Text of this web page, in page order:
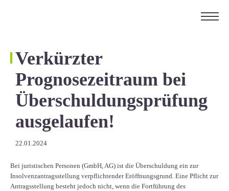
Verkürzter
Prognosezeitraum bei
Überschuldungsprüfung
ausgelaufen!
22.01.2024
Bei juristischen Personen (GmbH, AG) ist die Überschuldung ein zur
Insolvenzantragsstellung verpflichtender Eröffnungsgrund. Eine Pflicht zur
Antragsstellung besteht jedoch nicht, wenn die Fortführung des
KONTAKT